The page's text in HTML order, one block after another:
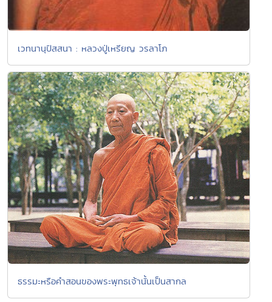
เวทนานุปัสสนา : หลวงปู่เหรียญ วรลาโภ
ธรรมะหรือคำสอนของพระพุทธเจ้านั้นเป็นสากล